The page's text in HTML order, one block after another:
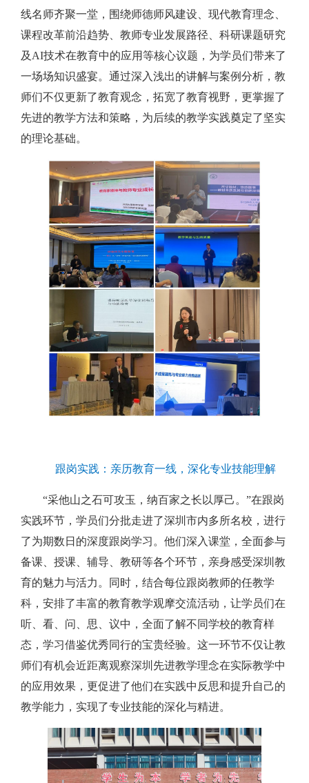
线名师齐聚一堂，围绕师德师风建设、现代教育理念、
课程改革前沿趋势、教师专业发展路径、科研课题研究
及AI技术在教育中的应用等核心议题，为学员们带来了
一场场知识盛宴。通过深入浅出的讲解与案例分析，教
师们不仅更新了教育观念，拓宽了教育视野，更掌握了
先进的教学方法和策略，为后续的教学实践奠定了坚实
的理论基础。
跟岗实践：亲历教育一线，深化专业技能理解
“采他山之石可攻玉，纳百家之长以厚己。”在跟岗
实践环节，学员们分批走进了深圳市内多所名校，进行
了为期数日的深度跟岗学习。他们深入课堂，全面参与
备课、授课、辅导、教研等各个环节，亲身感受深圳教
育的魅力与活力。同时，结合每位跟岗教师的任教学
科，安排了丰富的教育教学观摩交流活动，让学员们在
听、看、问、思、议中，全面了解不同学校的教育样
态，学习借鉴优秀同行的宝贵经验。这一环节不仅让教
师们有机会近距离观察深圳先进教学理念在实际教学中
的应用效果，更促进了他们在实践中反思和提升自己的
教学能力，实现了专业技能的深化与精进。